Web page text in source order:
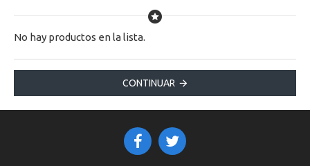
No hay productos en la lista.
CONTINUAR